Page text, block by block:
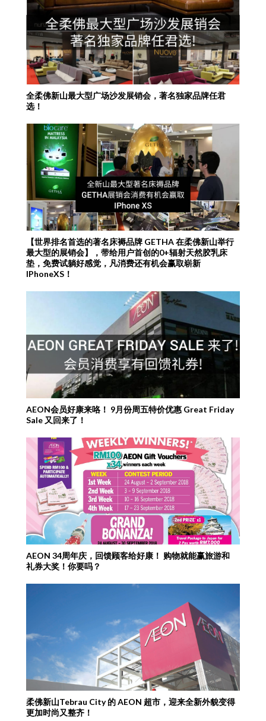
全柔佛新山最大型广场沙发展销会，著名独家品牌任君
选！
【世界排名首选的著名床褥品牌 GETHA 在柔佛新山举行
最大型的展销会】，带给用户首创的0+辐射天然胶乳床
垫，免费试躺好感觉，凡消费还有机会赢取崭新
IPhoneXS！
AEON会员好康来咯！ 9月份周五特价优惠 Great Friday
Sale 又回来了！
AEON 34周年庆，回馈顾客给好康！ 购物就能赢旅游和
礼券大奖！你要吗？
柔佛新山Tebrau City 的 AEON 超市，迎来全新外貌变得
更加时尚又整齐！